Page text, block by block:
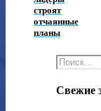
строят
отчаянные
планы
Свежие